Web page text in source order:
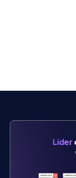
Líder